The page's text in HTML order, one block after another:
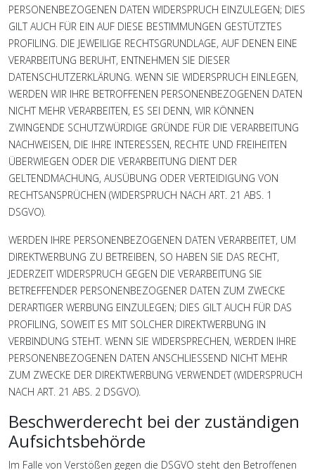
PERSONENBEZOGENEN DATEN WIDERSPRUCH EINZULEGEN; DIES
GILT AUCH FÜR EIN AUF DIESE BESTIMMUNGEN GESTÜTZTES
PROFILING. DIE JEWEILIGE RECHTSGRUNDLAGE, AUF DENEN EINE
VERARBEITUNG BERUHT, ENTNEHMEN SIE DIESER
DATENSCHUTZERKLÄRUNG. WENN SIE WIDERSPRUCH EINLEGEN,
WERDEN WIR IHRE BETROFFENEN PERSONENBEZOGENEN DATEN
NICHT MEHR VERARBEITEN, ES SEI DENN, WIR KÖNNEN
ZWINGENDE SCHUTZWÜRDIGE GRÜNDE FÜR DIE VERARBEITUNG
NACHWEISEN, DIE IHRE INTERESSEN, RECHTE UND FREIHEITEN
ÜBERWIEGEN ODER DIE VERARBEITUNG DIENT DER
GELTENDMACHUNG, AUSÜBUNG ODER VERTEIDIGUNG VON
RECHTSANSPRÜCHEN (WIDERSPRUCH NACH ART. 21 ABS. 1
DSGVO).
WERDEN IHRE PERSONENBEZOGENEN DATEN VERARBEITET, UM
DIREKTWERBUNG ZU BETREIBEN, SO HABEN SIE DAS RECHT,
JEDERZEIT WIDERSPRUCH GEGEN DIE VERARBEITUNG SIE
BETREFFENDER PERSONENBEZOGENER DATEN ZUM ZWECKE
DERARTIGER WERBUNG EINZULEGEN; DIES GILT AUCH FÜR DAS
PROFILING, SOWEIT ES MIT SOLCHER DIREKTWERBUNG IN
VERBINDUNG STEHT. WENN SIE WIDERSPRECHEN, WERDEN IHRE
PERSONENBEZOGENEN DATEN ANSCHLIESSEND NICHT MEHR
ZUM ZWECKE DER DIREKTWERBUNG VERWENDET (WIDERSPRUCH
NACH ART. 21 ABS. 2 DSGVO).
Beschwerde­recht bei der zuständigen
Aufsichts­behörde
Im Falle von Verstößen gegen die DSGVO steht den Betroffenen